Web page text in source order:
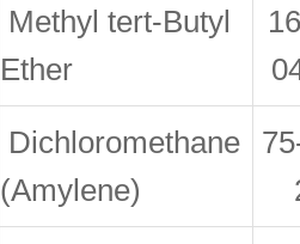
Methyl tert-Butyl
Ether
Dichloromethane
(Amylene)